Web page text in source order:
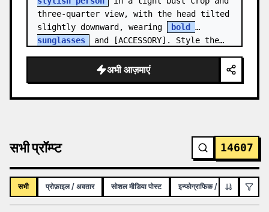
three-quarter view, with the head tilted
slightly downward, wearing
bold
sunglasses
and [ACCESSORY]. Style the…
अभी आज़माएं
सभी प्रॉम्प्ट 14607
सभी प्रोफ़ाइल / अवतार सोशल मीडिया पोस्ट इन्फोग्राफिक / शैक्षिक विज़ुअल